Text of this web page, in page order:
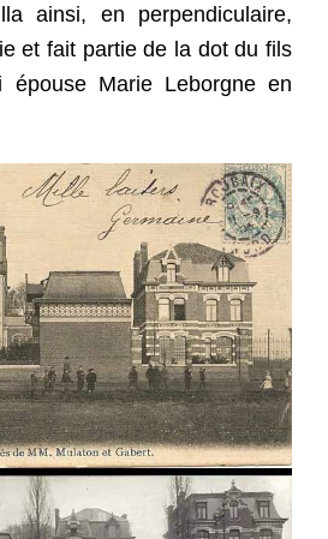
ainsi, en perpendiculaire,
et fait partie de la dot du fils
épouse Marie Leborgne en